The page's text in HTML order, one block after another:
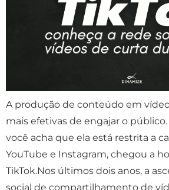
A produção de conteúdo em
mais efetivas de engajar o
você acha que ela está restrita a
YouTube e Instagram, chegou a
TikTok.Nos últimos dois anos, a
social de compartilhamento de